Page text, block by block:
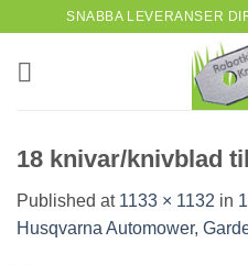
content
SNABBA LEVERANSER
18 knivar/knivblad
Published at 1133 × 1132 in
Husqvarna Automower,